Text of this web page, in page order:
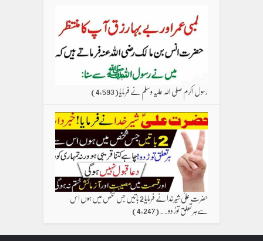
رسول اکرم صلی اللہ علیہ وسلم نے فرمایا(4,593)
حضرت علیؑ شیرخدا نے فرمایا 2 باتیں جس شخص میں ہوں اس
سےہر تعلق توڑ دو۔۔(4,247)